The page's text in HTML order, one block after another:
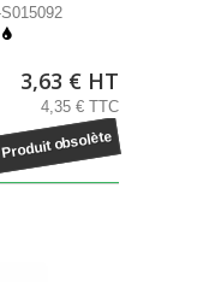
3,63 € HT
4,35 € TTC
Produit obsolète